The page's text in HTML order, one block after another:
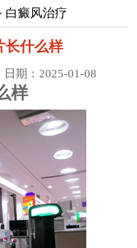
白癜风治疗
长什么样
：2025-01-08
样